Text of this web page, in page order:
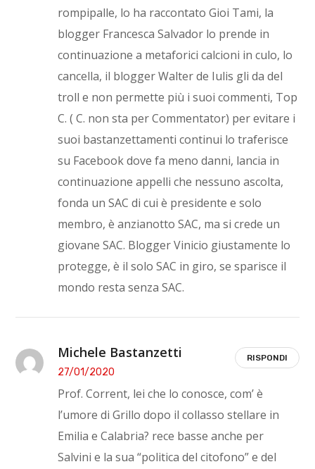
rompipalle, lo ha raccontato Gioi Tami, la
blogger Francesca Salvador lo prende in
continuazione a metaforici calcioni in culo, lo
cancella, il blogger Walter de Iulis gli da del
troll e non permette più i suoi commenti, Top
C. ( C. non sta per Commentator) per evitare i
suoi bastanzettamenti continui lo traferisce
su Facebook dove fa meno danni, lancia in
continuazione appelli che nessuno ascolta,
fonda un SAC di cui è presidente e solo
membro, è anzianotto SAC, ma si crede un
giovane SAC. Blogger Vinicio giustamente lo
protegge, è il solo SAC in giro, se sparisce il
mondo resta senza SAC.
Michele Bastanzetti
27/01/2020
Prof. Corrent, lei che lo conosce, com’ è
l’umore di Grillo dopo il collasso stellare in
Emilia e Calabria? rece basse anche per
Salvini e la sua “politica del citofono” e del
RISPONDI